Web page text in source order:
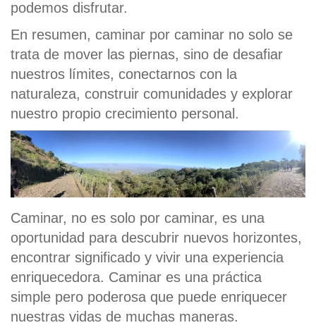
podemos disfrutar.
En resumen, caminar por caminar no solo se
trata de mover las piernas, sino de desafiar
nuestros límites, conectarnos con la
naturaleza, construir comunidades y explorar
nuestro propio crecimiento personal.
Caminar, no es solo por caminar, es una
oportunidad para descubrir nuevos horizontes,
encontrar significado y vivir una experiencia
enriquecedora. Caminar es una práctica
simple pero poderosa que puede enriquecer
nuestras vidas de muchas maneras.